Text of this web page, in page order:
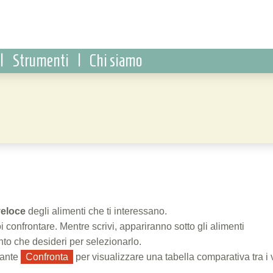
Strumenti Chi siamo
degli alimenti che ti interessano.
Mentre scrivi, appariranno sotto gli alimenti
che desideri per selezionarlo.
Confronta per visualizzare una tabella comparativa tra i